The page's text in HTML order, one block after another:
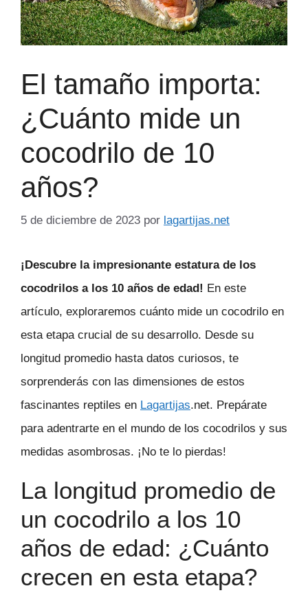
El tamaño importa:
¿Cuánto mide un
cocodrilo de 10
años?
5 de diciembre de 2023 por lagartijas.net
¡Descubre la impresionante estatura de los
cocodrilos a los 10 años de edad! En este
artículo, exploraremos cuánto mide un cocodrilo en
esta etapa crucial de su desarrollo. Desde su
longitud promedio hasta datos curiosos, te
sorprenderás con las dimensiones de estos
fascinantes reptiles en Lagartijas.net. Prepárate
para adentrarte en el mundo de los cocodrilos y sus
medidas asombrosas. ¡No te lo pierdas!
La longitud promedio de
un cocodrilo a los 10
años de edad: ¿Cuánto
crecen en esta etapa?